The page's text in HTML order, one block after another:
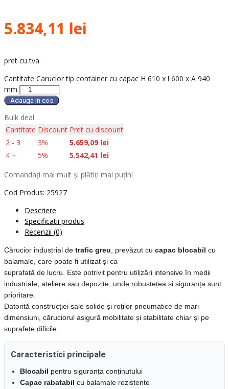
5.834,11 lei
pret cu tva
Cantitate Carucior tip container cu capac H 610 x l 600 x A 940
mm
Adauga in cos
Bulk deal
Cantitate Discount Pret cu discount
2 - 3
3% 5.659,09 lei
4 +
5% 5.542,41 lei
Comandați mai mult și plătiți mai puțin!
Cod Produs: 25927
Descriere
Specificatii produs
Recenzii (0)
Cărucior industrial de trafic greu, prevăzut cu capac blocabil cu
balamale, care poate fi utilizat și ca
suprafață de lucru. Este potrivit pentru utilizări intensive în medii
industriale, ateliere sau depozite, unde robustețea și siguranța sunt
prioritare.
Datorită construcției sale solide și roților pneumatice de mari
dimensiuni, căruciorul asigură mobilitate și stabilitate chiar și pe
suprafețe dificile.
Caracteristici principale
Blocabil pentru siguranța conținutului
Capac rabatabil cu balamale rezistente